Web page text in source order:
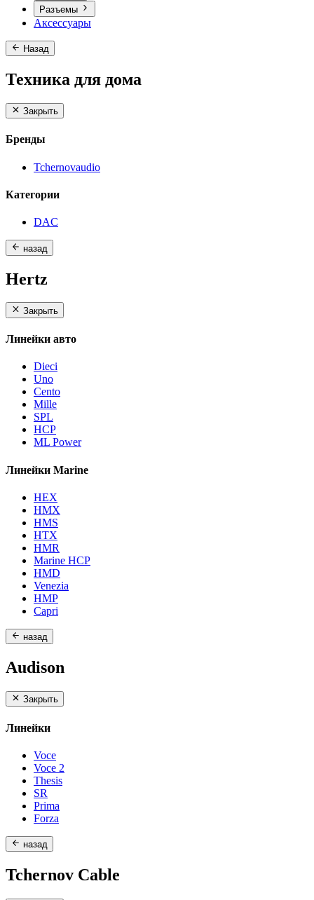
Разъемы
Аксессуары
Назад
Техника для дома
Закрыть
Бренды
Tchernovaudio
Категории
DAC
назад
Hertz
Закрыть
Линейки авто
Dieci
Uno
Cento
Mille
SPL
HCP
ML Power
Линейки Marine
HEX
HMX
HMS
HTX
HMR
Marine HCP
HMD
Venezia
HMP
Capri
назад
Audison
Закрыть
Линейки
Voce
Voce 2
Thesis
SR
Prima
Forza
назад
Tchernov Cable